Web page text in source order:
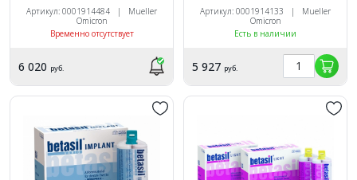
мл корригирующий слой,
насадки, Mueller-Omicron
Артикул: 0001914484 | Mueller
Omicron
Временно отсутствует
6 020 руб.
300мл+300мл, Mueller-
Omicron
Артикул: 0001914133 | Mueller
Omicron
Есть в наличии
5 927 руб.